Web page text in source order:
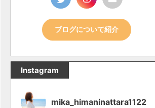
ブログについて紹介
Instagram
mika_himaninattara1122